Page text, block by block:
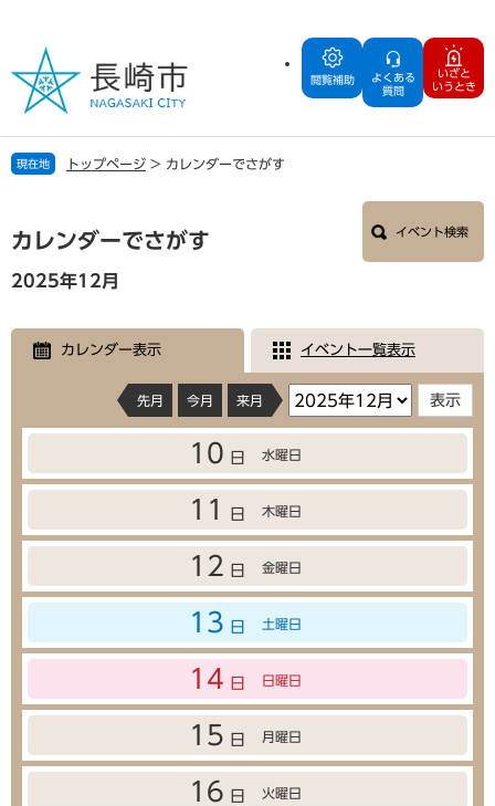
の
で
す
ー
ば
し
文
閲覧補助
よくある
質問
いざと
いうとき
現在地 トップページ > カレンダーでさがす
文
カレンダーでさがす イベント検索
2025年12月
カレンダー表示 イベント一覧表示
先月 今月 来月
10 日 水曜日
11 日 木曜日
12 日 金曜日
13 日 土曜日
14 日 日曜日
15 日 月曜日
16 日 火曜日